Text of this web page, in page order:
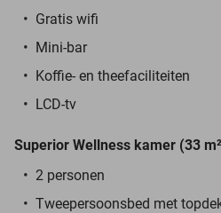
Gratis wifi
Mini-bar
Koffie- en theefaciliteiten
LCD-tv
Superior Wellness kamer (33
2 personen
Tweepersoonsbed met